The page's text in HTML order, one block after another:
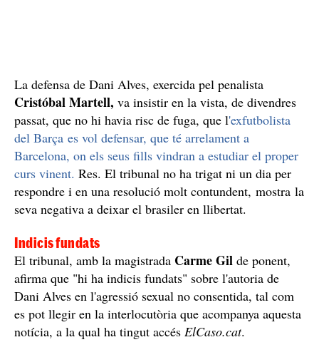
La defensa de Dani Alves, exercida pel penalista
Cristóbal Martell, va insistir en la vista, de divendres
passat, que no hi havia risc de fuga, que l'exfutbolista
del Barça es vol defensar, que té arrelament a
Barcelona, on els seus fills vindran a estudiar el proper
curs vinent. Res. El tribunal no ha trigat ni un dia per
respondre i en una resolució molt contundent, mostra la
seva negativa a deixar el brasiler en llibertat.